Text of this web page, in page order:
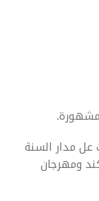
مدار السنة
ومهرجان